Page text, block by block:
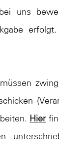
uns
müssen
Hier